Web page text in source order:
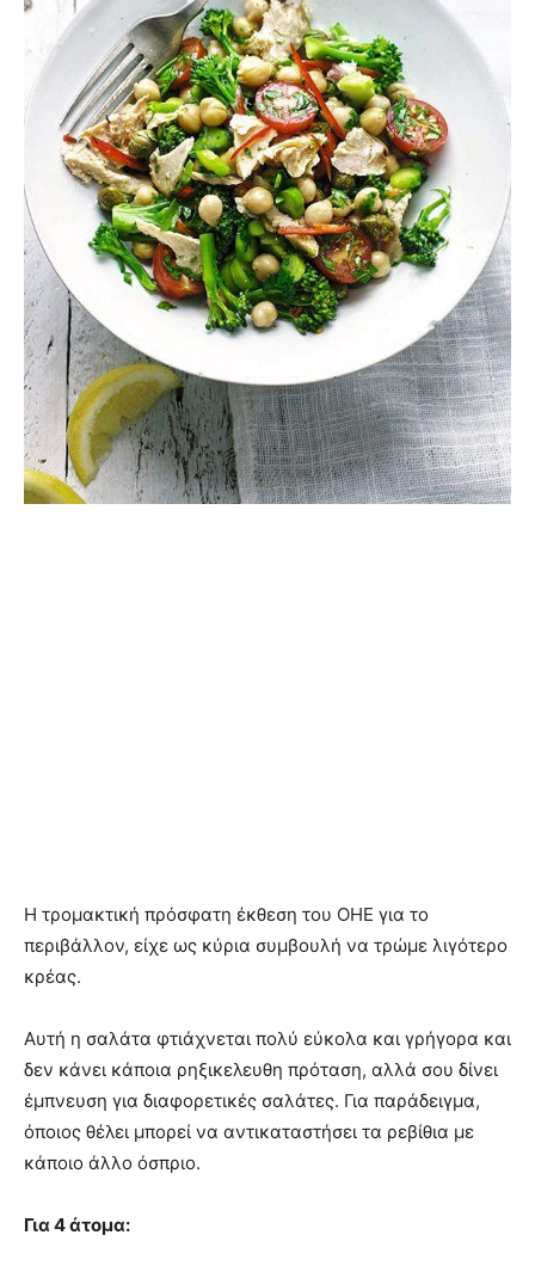
Η τρομακτική πρόσφατη έκθεση του ΟΗΕ για το
περιβάλλον, είχε ως κύρια συμβουλή να τρώμε λιγότερο
κρέας.
Αυτή η σαλάτα φτιάχνεται πολύ εύκολα και γρήγορα και
δεν κάνει κάποια ρηξικελευθη πρόταση, αλλά σου δίνει
έμπνευση για διαφορετικές σαλάτες. Για παράδειγμα,
όποιος θέλει μπορεί να αντικαταστήσει τα ρεβίθια με
κάποιο άλλο όσπριο.
Για 4 άτομα: